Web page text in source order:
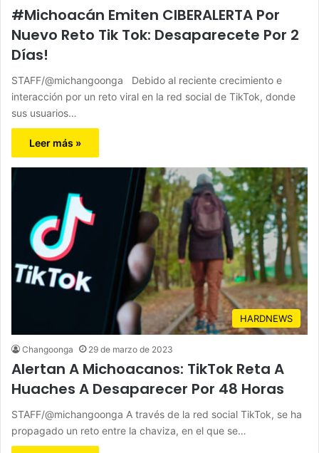
#Michoacán Emiten CIBERALERTA Por
Nuevo Reto Tik Tok: Desaparecete Por 2
Días!
STAFF/@michangoonga Debido al reciente crecimiento e
interacción por un reto viral en la red social de TikTok, donde
sus usuarios…
Leer más »
HARDNEWS
Changoonga 29 de marzo de 2023
Alertan A Michoacanos: TikTok Reta A
Huaches A Desaparecer Por 48 Horas
STAFF/@michangoonga A través de la red social TikTok, se ha
propagado un reto entre la chaviza, en el que se…